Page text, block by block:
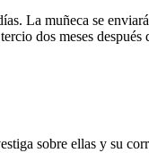
La muñeca se
dos meses
sobre ellas y su